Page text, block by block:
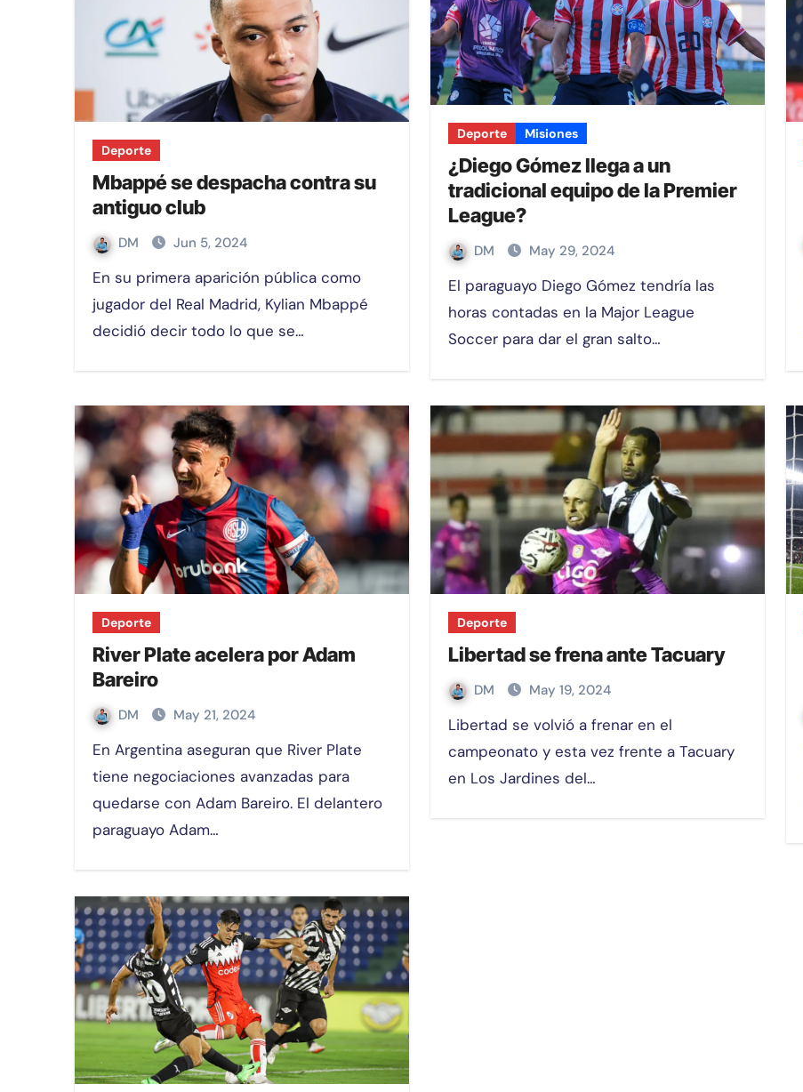
Deporte
Mbappé se despacha contra su
antiguo club
DM Jun 5, 2024
En su primera aparición pública como
jugador del Real Madrid, Kylian Mbappé
decidió decir todo lo que se…
Deporte Misiones
¿Diego Gómez llega a un
tradicional equipo de la Premier
League?
DM May 29, 2024
El paraguayo Diego Gómez tendría las
horas contadas en la Major League
Soccer para dar el gran salto…
Deporte
River Plate acelera por Adam
Bareiro
DM May 21, 2024
En Argentina aseguran que River Plate
tiene negociaciones avanzadas para
quedarse con Adam Bareiro. El delantero
paraguayo Adam…
Deporte
Libertad se frena ante Tacuary
DM May 19, 2024
Libertad se volvió a frenar en el
campeonato y esta vez frente a Tacuary
en Los Jardines del…